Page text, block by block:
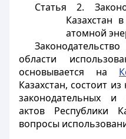
Статья 2.
Казахстан
атомной
области
основывается на
Казахстан, состоит
законодательных и
актов Республики
вопросы